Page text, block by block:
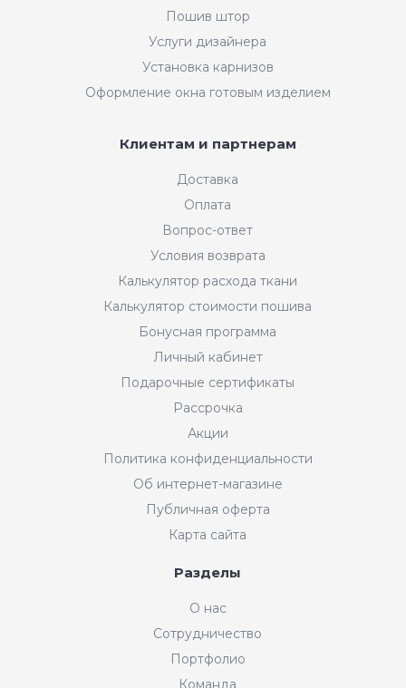
Пошив штор
Услуги дизайнера
Установка карнизов
Оформление окна готовым изделием
Клиентам и партнерам
Доставка
Оплата
Вопрос-ответ
Условия возврата
Калькулятор расхода ткани
Калькулятор стоимости пошива
Бонусная программа
Личный кабинет
Подарочные сертификаты
Рассрочка
Акции
Политика конфиденциальности
Об интернет-магазине
Публичная оферта
Карта сайта
Разделы
О нас
Сотрудничество
Портфолио
Команда